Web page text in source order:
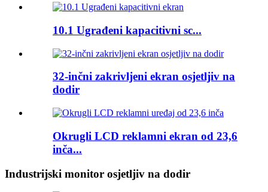
10.1 Ugrađeni kapacitivni sc...
32-inčni zakrivljeni ekran osjetljiv na
dodir
Okrugli LCD reklamni ekran od 23,6
inča...
Industrijski monitor osjetljiv na dodir